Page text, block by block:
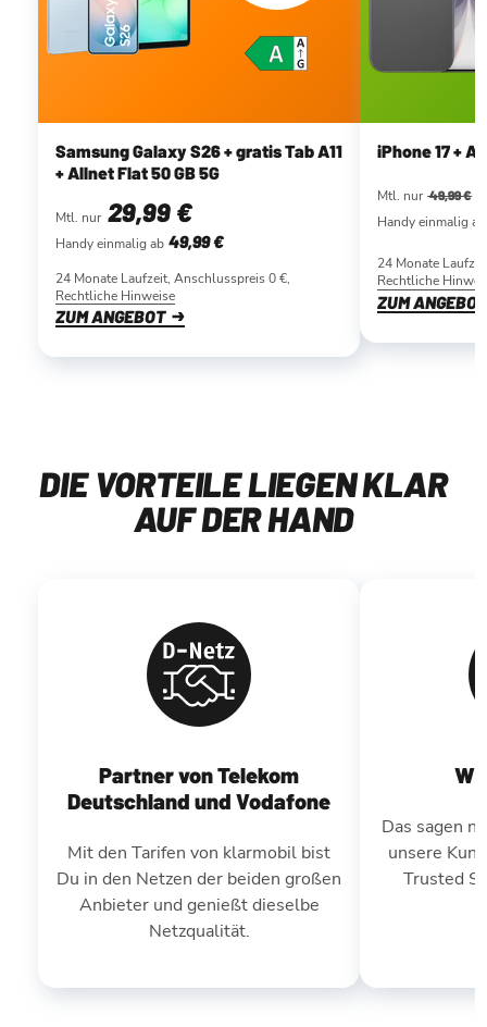
Samsung Galaxy S26 + gratis Tab A11
+ Allnet Flat 50 GB 5G
Mtl. nur 29,99 €
Handy einmalig ab 49,99 €
24 Monate Laufzeit, Anschlusspreis 0 €,
Rechtliche Hinweise
ZUM ANGEBOT
iPhone 17 +
Mtl. nur 49,99 €
Handy einmalig ab
24 Monate
Rechtliche
ZUM ANGEBOT
DIE VORTEILE LIEGEN KLAR
AUF DER HAND
Partner von Telekom
Deutschland und Vodafone
Mit den Tarifen von klarmobil bist
Du in den Netzen der beiden großen
Anbieter und genießt dieselbe
Netzqualität.
Das sagen
unsere
Trusted